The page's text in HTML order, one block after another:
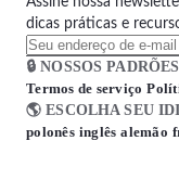
dicas práticas e
🔒 NOSSOS
Termos de serviço
🌎 ESCOLHA SEU
polonês inglês alemão